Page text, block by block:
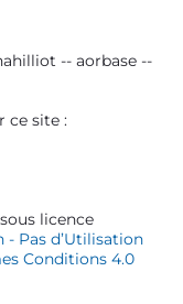
-- aorbase --
ce site :
licence